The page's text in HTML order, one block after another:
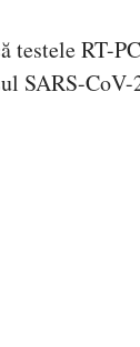
RT-
SARS-